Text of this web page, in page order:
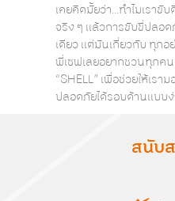
เคยคิดมั้ยว่า…ทำไมเราขั
จริง ๆ แล้วการขับขี่ปลอด
เดียว แต่มันเกี่ยวกับ ทุกอ
พี่เซฟเลยอยากชวนทุกคน
“SHELL” เพื่อช่วยให้เร
ปลอดภัยได้รอบด้านแบบง่
สนับ